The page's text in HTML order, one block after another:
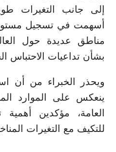
إلى جانب التغيرات
أسهمت في تسجيل
مناطق عديدة حول
بشأن تداعيات الاحتباس
ويحذر الخبراء من أن
ينعكس على الموارد
العامة، مؤكدين أهمية
للتكيف مع التغيرات